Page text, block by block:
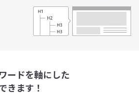
ードを軸にした
きます！